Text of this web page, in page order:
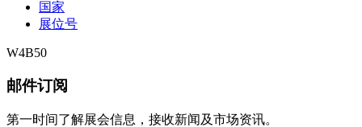
国家
展位号
W4B50
邮件订阅
第一时间了解展会信息，接收新闻及市场资讯。